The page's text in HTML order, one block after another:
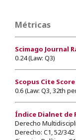
Métricas
Scimago Journal
0.24 (Law: Q3)
Scopus Cite Score
0.6 (Law: Q3, 32th
Índice Dialnet de
Derecho
Derecho: C1, 52/342